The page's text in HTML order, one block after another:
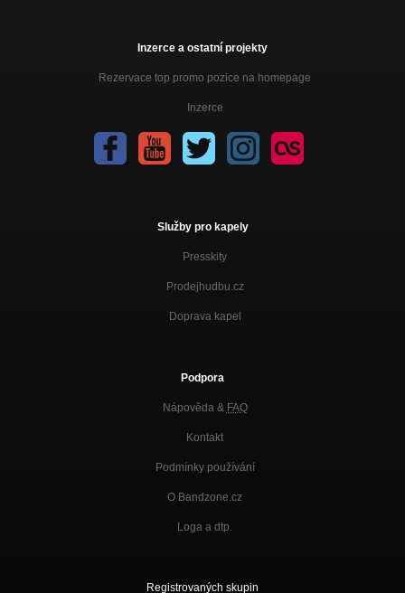
Inzerce a ostatní projekty
Rezervace top promo pozice na homepage
Inzerce
Služby pro kapely
Presskity
Prodejhudbu.cz
Doprava kapel
Podpora
Nápověda & FAQ
Kontakt
Podmínky používání
O Bandzone.cz
Loga a dtp.
Registrovaných skupin